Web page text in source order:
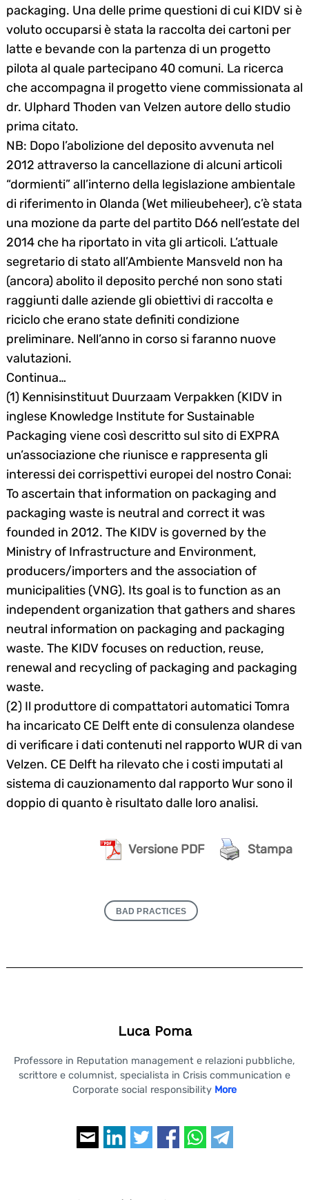
packaging. Una delle prime questioni di cui KIDV si è
voluto occuparsi è stata la raccolta dei cartoni per
latte e bevande con la partenza di un progetto
pilota al quale partecipano 40 comuni. La ricerca
che accompagna il progetto viene commissionata al
dr. Ulphard Thoden van Velzen autore dello studio
prima citato.
NB: Dopo l’abolizione del deposito avvenuta nel
2012 attraverso la cancellazione di alcuni articoli
“dormienti” all’interno della legislazione ambientale
di riferimento in Olanda (Wet milieubeheer), c’è stata
una mozione da parte del partito D66 nell’estate del
2014 che ha riportato in vita gli articoli. L’attuale
segretario di stato all’Ambiente Mansveld non ha
(ancora) abolito il deposito perché non sono stati
raggiunti dalle aziende gli obiettivi di raccolta e
riciclo che erano state definiti condizione
preliminare. Nell’anno in corso si faranno nuove
valutazioni.
Continua…
(1) Kennisinstituut Duurzaam Verpakken (KIDV in
inglese Knowledge Institute for Sustainable
Packaging viene così descritto sul sito di EXPRA
un’associazione che riunisce e rappresenta gli
interessi dei corrispettivi europei del nostro Conai:
To ascertain that information on packaging and
packaging waste is neutral and correct it was
founded in 2012. The KIDV is governed by the
Ministry of Infrastructure and Environment,
producers/importers and the association of
municipalities (VNG). Its goal is to function as an
independent organization that gathers and shares
neutral information on packaging and packaging
waste. The KIDV focuses on reduction, reuse,
renewal and recycling of packaging and packaging
waste.
(2) Il produttore di compattatori automatici Tomra
ha incaricato CE Delft ente di consulenza olandese
di verificare i dati contenuti nel rapporto WUR di van
Velzen. CE Delft ha rilevato che i costi imputati al
sistema di cauzionamento dal rapporto Wur sono il
doppio di quanto è risultato dalle loro analisi.
Versione PDF Stampa
BAD PRACTICES
Luca Poma
Professore in Reputation management e relazioni pubbliche,
scrittore e columnist, specialista in Crisis communication e
Corporate social responsibility More